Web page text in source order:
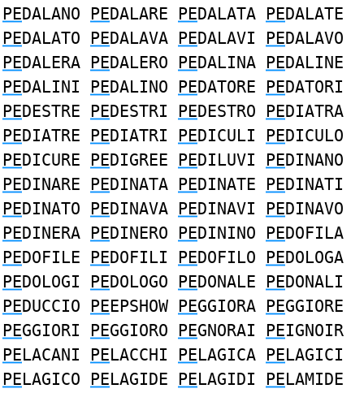
PEDALANO PEDALARE PEDALATA PEDALATE
PEDALATO PEDALAVA PEDALAVI PEDALAVO
PEDALERA PEDALERO PEDALINA PEDALINE
PEDALINI PEDALINO PEDATORE PEDATORI
PEDESTRE PEDESTRI PEDESTRO PEDIATRA
PEDIATRE PEDIATRI PEDICULI PEDICULO
PEDICURE PEDIGREE PEDILUVI PEDINANO
PEDINARE PEDINATA PEDINATE PEDINATI
PEDINATO PEDINAVA PEDINAVI PEDINAVO
PEDINERA PEDINERO PEDININO PEDOFILA
PEDOFILE PEDOFILI PEDOFILO PEDOLOGA
PEDOLOGI PEDOLOGO PEDONALE PEDONALI
PEDUCCIO PEEPSHOW PEGGIORA PEGGIORE
PEGGIORI PEGGIORO PEGNORAI PEIGNOIR
PELACANI PELACCHI PELAGICA PELAGICI
PELAGICO PELAGIDE PELAGIDI PELAMIDE